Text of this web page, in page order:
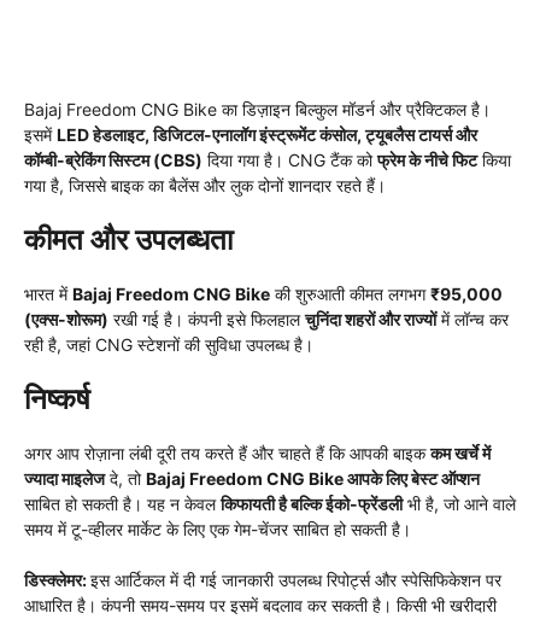
Bajaj Freedom CNG Bike का डिज़ाइन बिल्कुल मॉडर्न और प्रैक्टिकल है।
इसमें LED हेडलाइट, डिजिटल-एनालॉग इंस्ट्रूमेंट कंसोल, ट्यूबलैस टायर्स और
कॉम्बी-ब्रेकिंग सिस्टम (CBS) दिया गया है। CNG टैंक कोफ्रेम के नीचे फिटकिया
गया है, जिससे बाइक का बैलेंस और लुक दोनों शानदार रहते हैं।
कीमत और उपलब्धता
भारत में Bajaj Freedom CNG Bike की शुरुआती कीमत लगभग₹95,000
(एक्स-शोरूम) रखी गई है। कंपनी इसे फिलहालचुनिंदा शहरों और राज्योंमें लॉन्च कर
रही है, जहां CNG स्टेशनों की सुविधा उपलब्ध है।
निष्कर्ष
अगर आप रोज़ाना लंबी दूरी तय करते हैं और चाहते हैं कि आपकी बाइककम खर्चे में
ज्यादा माइलेजदे, तो Bajaj Freedom CNG Bike आपके लिए बेस्ट ऑप्शन
साबित हो सकती है। यह न केवलकिफायती है बल्कि ईको-फ्रेंडलीभी है, जो आने वाले
समय में टू-व्हीलर मार्केट के लिए एक गेम-चेंजर साबित हो सकती है।
डिस्क्लेमर:इस आर्टिकल में दी गई जानकारी उपलब्ध रिपोर्ट्स और स्पेसिफिकेशन पर
आधारित है। कंपनी समय-समय पर इसमें बदलाव कर सकती है। किसी भी खरीदारी